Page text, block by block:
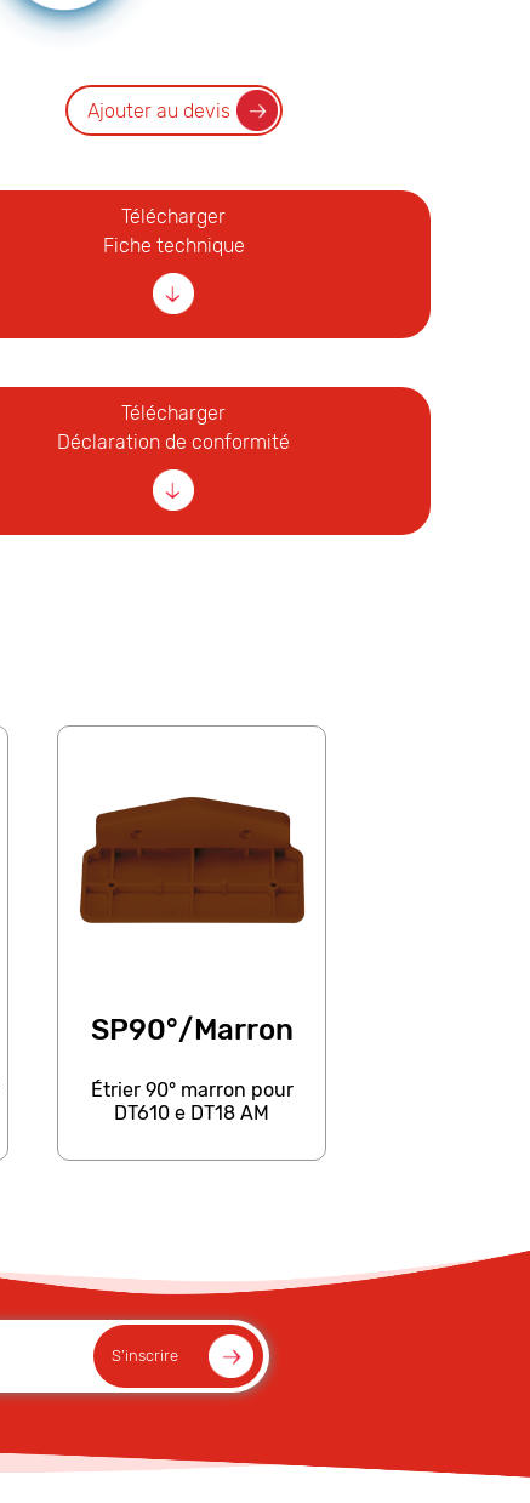
Ajouter au devis
Télécharger
Fiche technique
Télécharger
Déclaration de conformité
SP90°/Marron
Étrier 90° marron pour
DT610 e DT18 AM